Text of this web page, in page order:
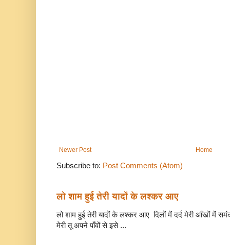
Newer Post Home
Subscribe to: Post Comments (Atom)
लो शाम हुई तेरी यादों के लश्कर आए
लो शाम हुई तेरी यादों के लश्कर आए दिलों में दर्द मेरी आँखों में
मेरी तू अपने पाँवों से इसे ...